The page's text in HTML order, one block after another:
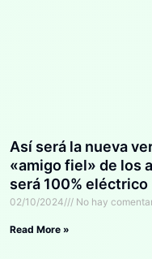
Así será la nueva
«amigo fiel» de los
será 100% eléctrico
02/10/2024 No hay
Read More »